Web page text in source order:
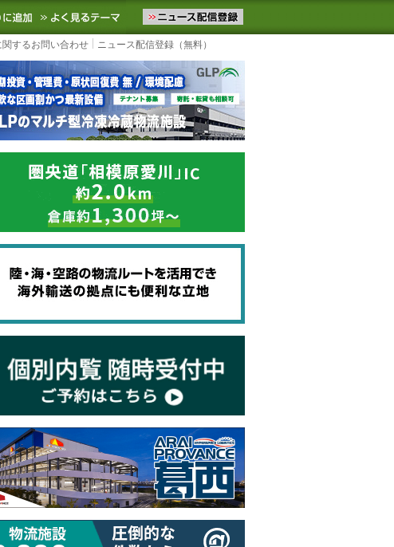
流ニュースをお届けします。物流ニュースメール配信を登録す
お気に入りに追加 よく見るテーマ
関するお問い合わせ ニュース配信登録（無料）